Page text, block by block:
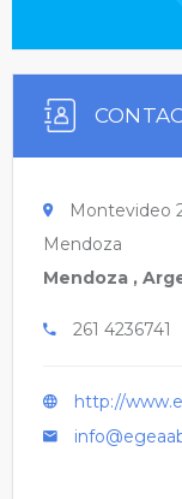
Montevideo
Mendoza
Mendoza ,
261 4236741
http://